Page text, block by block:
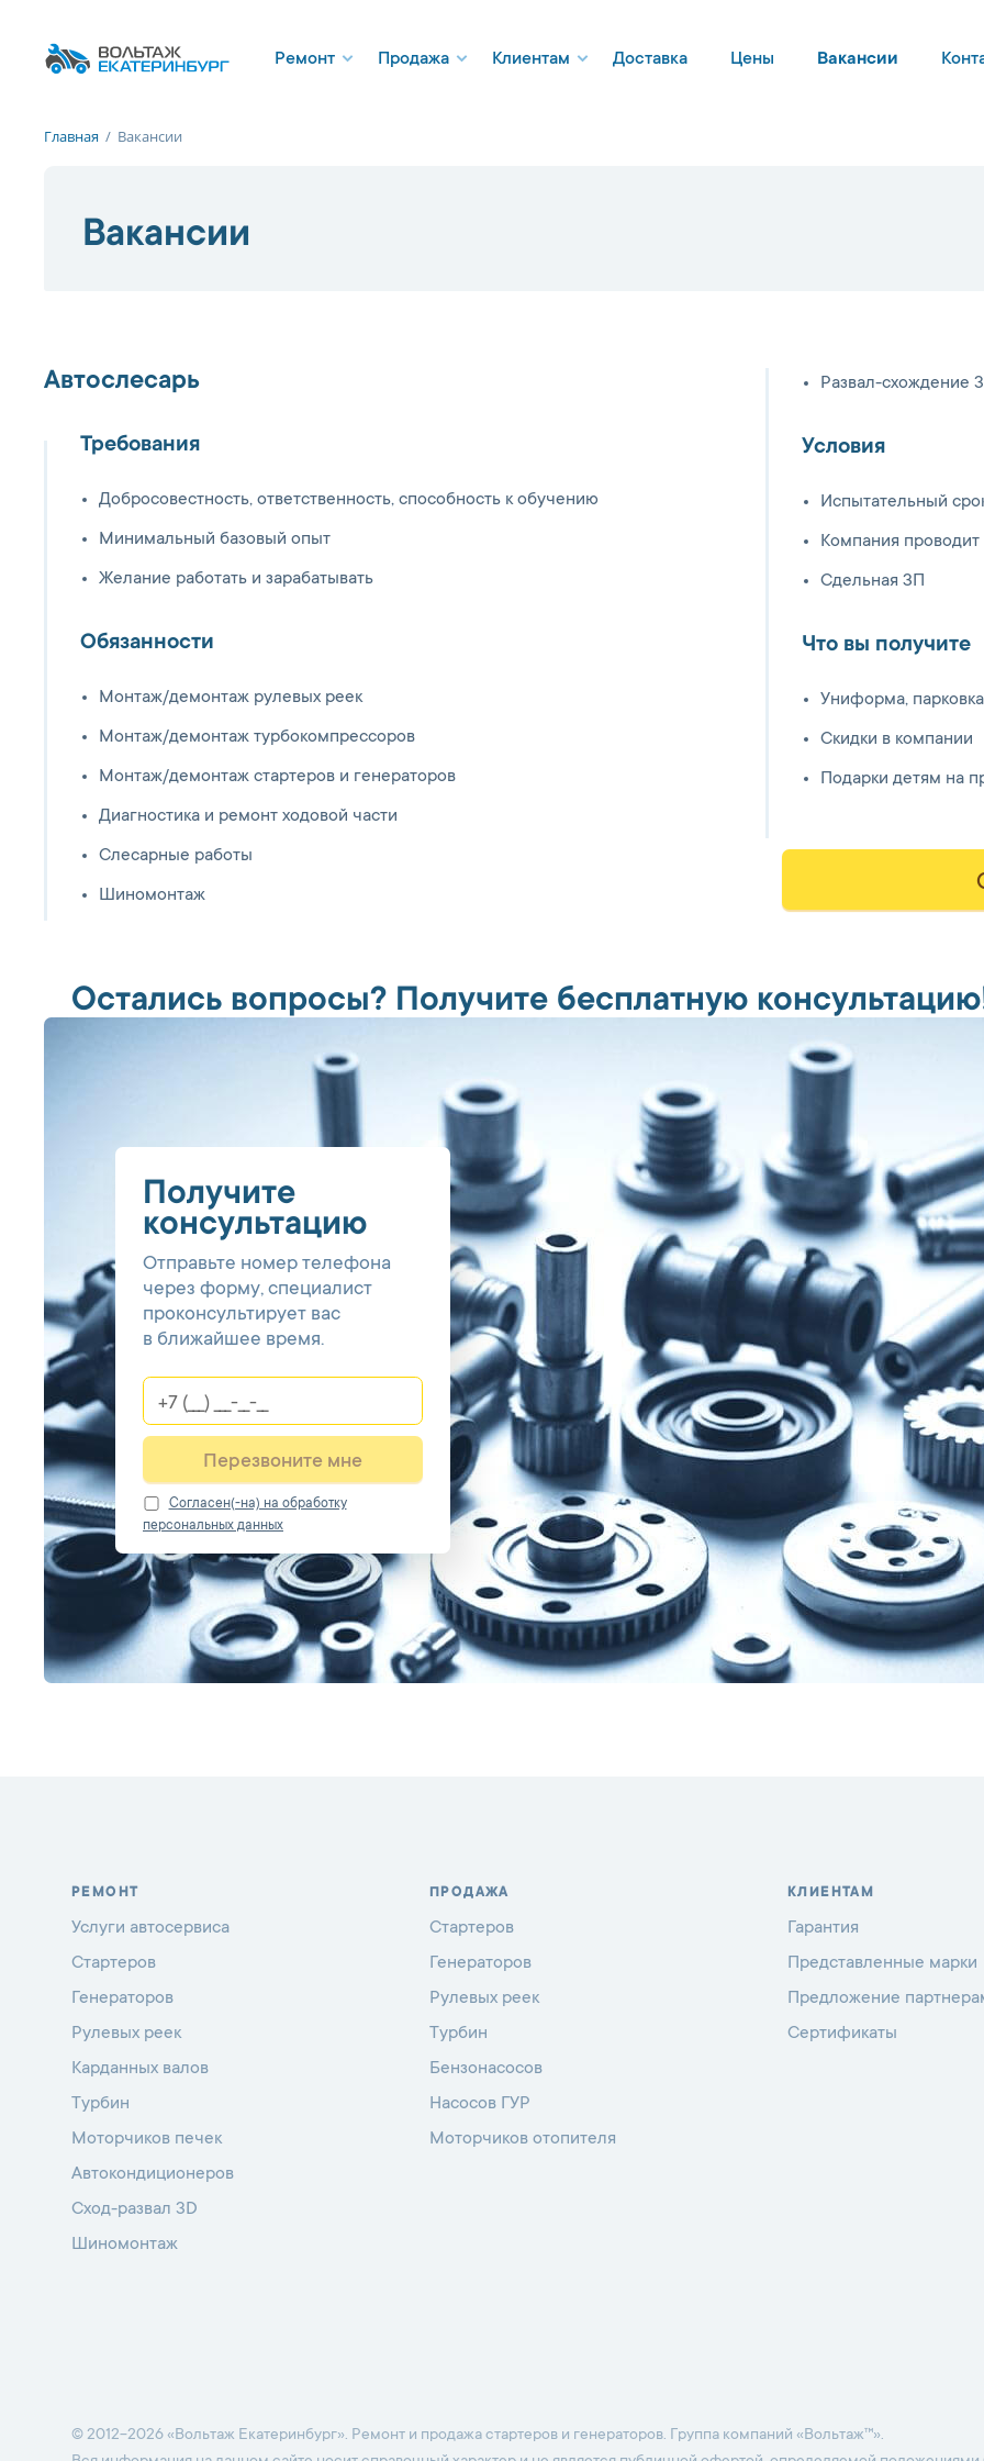
Ремонт Продажа Клиентам Доставка Цены Вакансии
Главная / Вакансии
Вакансии
Автослесарь
Требования
Добросовестность, ответственность, способность к обучению
Минимальный базовый опыт
Желание работать и зарабатывать
Обязанности
Монтаж/демонтаж рулевых реек
Монтаж/демонтаж турбокомпрессоров
Монтаж/демонтаж стартеров и генераторов
Диагностика и ремонт ходовой части
Слесарные работы
Шиномонтаж
Развал-схождение
Условия
Испытательный
Компания
Сдельная ЗП
Что вы получите
Униформа,
Скидки в компании
Подарки детям на
Остались вопросы? Получите бесплатную
Получите
консультацию
Отправьте номер телефона
через форму, специалист
проконсультирует вас
в ближайшее время.
Перезвоните мне
Cогласен(-на) на обработку
персональных данных
РЕМОНТ
Услуги автосервиса
Стартеров
Генераторов
Рулевых реек
Карданных валов
Турбин
Моторчиков печек
Автокондиционеров
Сход-развал 3D
Шиномонтаж
ПРОДАЖА
Стартеров
Генераторов
Рулевых реек
Турбин
Бензонасосов
Насосов ГУР
Моторчиков отопителя
КЛИЕНТАМ
Гарантия
Представленные марки
Предложение
Сертификаты
© 2012-2026 «Вольтаж Екатеринбург». Ремонт и продажа стартеров и генераторов. Группа компаний «Вольтаж™».